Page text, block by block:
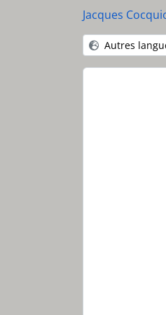
Jacques
Autres